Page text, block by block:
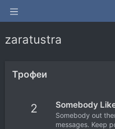
zaratustra
Трофеи
2 Somebody
Somebody out
messages. Keep